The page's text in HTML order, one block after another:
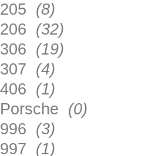
205 (8)
206 (32)
306 (19)
307 (4)
406 (1)
Porsche (0)
996 (3)
997 (1)